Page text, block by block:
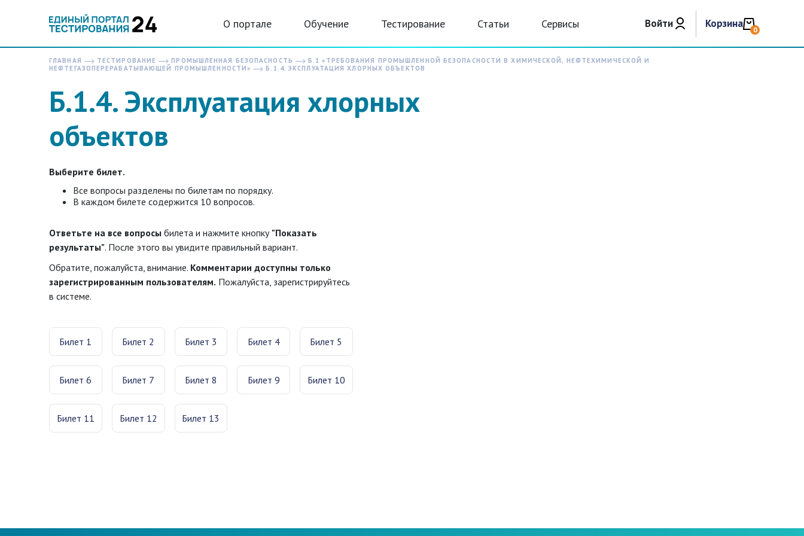
О портале Обучение Тестирование Статьи Сервисы Войти Корзина 0
ГЛАВНАЯ ТЕСТИРОВАНИЕ ПРОМЫШЛЕННАЯ БЕЗОПАСНОСТЬ
Б.1 «ТРЕБОВАНИЯ ПРОМЫШЛЕННОЙ БЕЗОПАСНОСТИ В ХИМИЧЕСКОЙ, НЕФТЕХИМИЧЕСКОЙ И
НЕФТЕГАЗОПЕРЕРАБАТЫВАЮЩЕЙ ПРОМЫШЛЕННОСТИ»
Б.1.4. ЭКСПЛУАТАЦИЯ ХЛОРНЫХ ОБЪЕКТОВ
Б.1.4. Эксплуатация хлорных
объектов
Выберите билет.
Все вопросы разделены по билетам по порядку.
В каждом билете содержится 10 вопросов.
Ответьте на все вопросы билета и нажмите кнопку "Показать
результаты". После этого вы увидите правильный вариант.
Обратите, пожалуйста, внимание. Комментарии доступны только
зарегистрированным пользователям. Пожалуйста, зарегистрируйтесь
в системе.
Билет 1 Билет 2 Билет 3 Билет 4 Билет 5
Билет 6 Билет 7 Билет 8 Билет 9 Билет 10
Билет 11 Билет 12 Билет 13